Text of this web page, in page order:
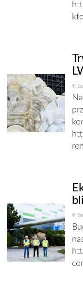
9.
9.